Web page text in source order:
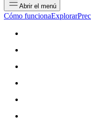
Abrir el menú
Cómo funcionaExplorar